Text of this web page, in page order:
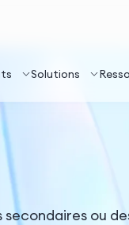
Solutions
secondaires ou